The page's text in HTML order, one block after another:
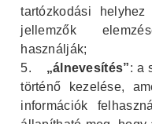
tartózkodási
jellemzők
használják;
5.
„álnevesítés”: a
történő kezelése,
információk